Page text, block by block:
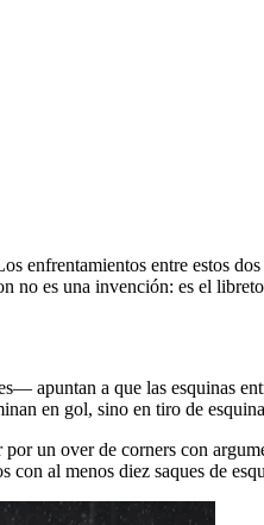
entre estos
es una invención: es el
apuntan a que las esquinas
en gol, sino en tiro de
un over de corners con
al menos diez saques de